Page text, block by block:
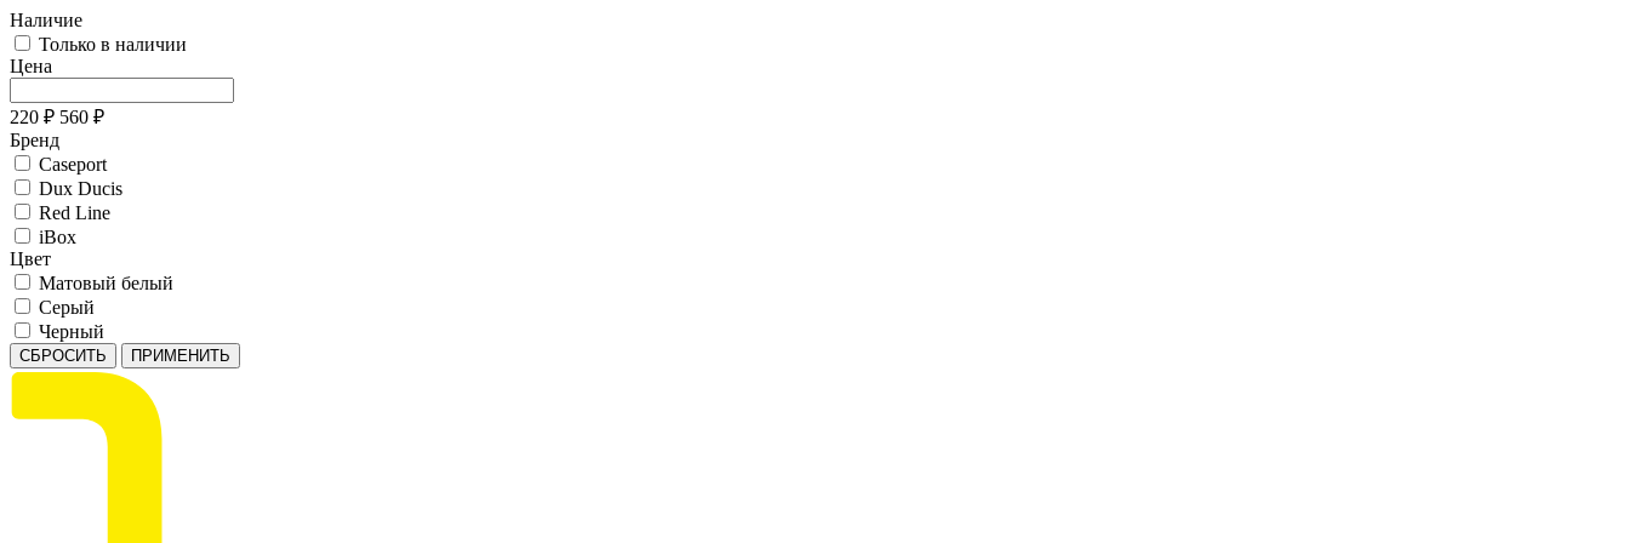
Наличие
Только в наличии
Цена
220 ₽ 560 ₽
Бренд
Caseport
Dux Ducis
Red Line
iBox
Цвет
Матовый белый
Серый
Черный
СБРОСИТЬ ПРИМЕНИТЬ